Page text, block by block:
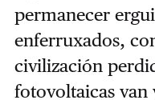
permanecer
enferruxados,
civilización
fotovoltaicas van